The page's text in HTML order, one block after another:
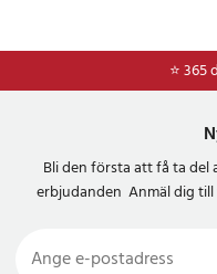
⭐
Bli den första att få ta del
erbjudanden Anmäl dig